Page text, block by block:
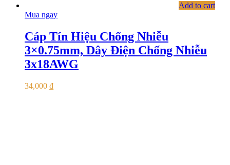
Add to cart
Mua ngay
Cáp Tín Hiệu Chống Nhiễu
3×0.75mm, Dây Điện Chống Nhiễu
3x18AWG
34,000 ₫